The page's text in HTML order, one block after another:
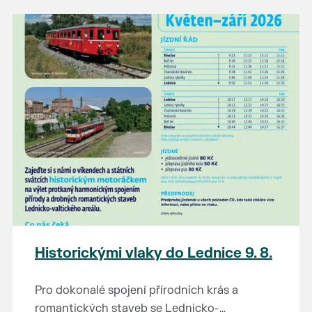
Prodejce prosíme tradičně o příchod 30
minut před začátkem, aby si vše na
prodejních místech stihli přichystat. Pokud
plánujete přijít a chcete rezervovat prodejní
místo, potvrďte prosím účast přes email
petr.vlasak@breclav.eu nebo zde v události,
ať víme, s kolika lidmi máme počítat. Počet
prodejních míst je omezen.
Těšíme se jako vždy!
Historickými vlaky do Lednice 9. 8.
Pro dokonalé spojení přírodních krás a
romantických staveb se Lednicko-